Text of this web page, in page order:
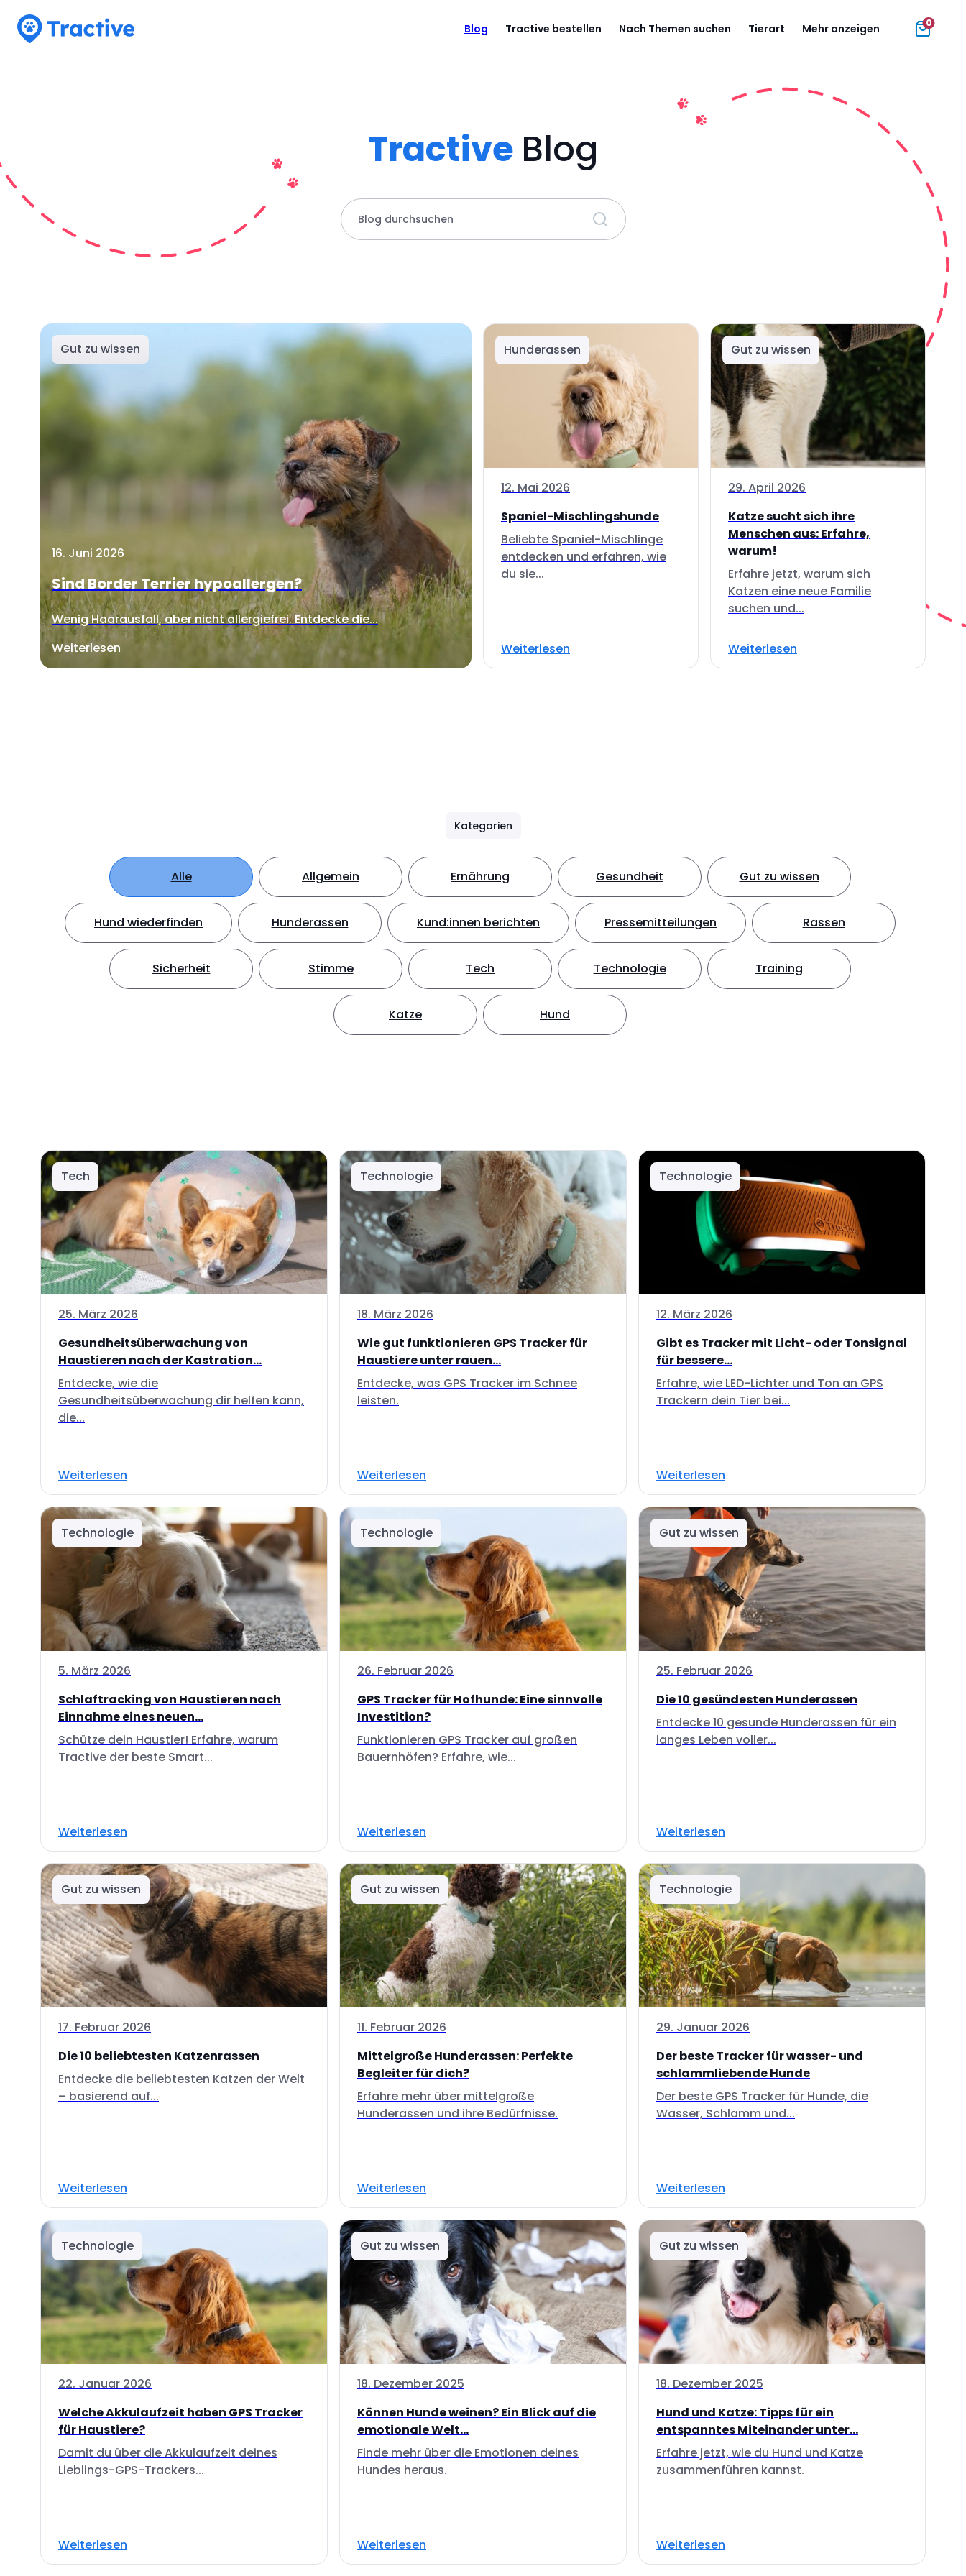
Blog Tractive bestellen Nach Themen suchen Tierart Mehr anzeigen 0
Tractive Blog
Blog durchsuchen
Gut zu wissen
16. Juni 2026
Sind Border Terrier hypoallergen?
Wenig Haarausfall, aber nicht allergiefrei. Entdecke die...
Weiterlesen
Hunderassen
12. Mai 2026
Spaniel-Mischlingshunde
Beliebte Spaniel-Mischlinge
entdecken und erfahren, wie
du sie...
Weiterlesen
Gut zu wissen
29. April 2026
Katze sucht sich ihre
Menschen aus: Erfahre,
warum!
Erfahre jetzt, warum sich
Katzen eine neue Familie
suchen und...
Weiterlesen
Kategorien
Alle Allgemein Ernährung Gesundheit Gut zu wissen
Hund wiederfinden Hunderassen Kund:innen berichten Pressemitteilungen Rassen
Sicherheit Stimme Tech Technologie Training
Katze Hund
Tech
25. März 2026
Gesundheitsüberwachung von
Haustieren nach der Kastration...
Entdecke, wie die
Gesundheitsüberwachung dir helfen kann,
die...
Weiterlesen
Technologie
18. März 2026
Wie gut funktionieren GPS Tracker für
Haustiere unter rauen...
Entdecke, was GPS Tracker im Schnee
leisten.
Weiterlesen
Technologie
12. März 2026
Gibt es Tracker mit Licht- oder Tonsignal
für bessere...
Erfahre, wie LED-Lichter und Ton an GPS
Trackern dein Tier bei...
Weiterlesen
Technologie
5. März 2026
Schlaftracking von Haustieren nach
Einnahme eines neuen...
Schütze dein Haustier! Erfahre, warum
Tractive der beste Smart...
Weiterlesen
Technologie
26. Februar 2026
GPS Tracker für Hofhunde: Eine sinnvolle
Investition?
Funktionieren GPS Tracker auf großen
Bauernhöfen? Erfahre, wie...
Weiterlesen
Gut zu wissen
25. Februar 2026
Die 10 gesündesten Hunderassen
Entdecke 10 gesunde Hunderassen für ein
langes Leben voller...
Weiterlesen
Gut zu wissen
17. Februar 2026
Die 10 beliebtesten Katzenrassen
Entdecke die beliebtesten Katzen der Welt
– basierend auf...
Weiterlesen
Gut zu wissen
11. Februar 2026
Mittelgroße Hunderassen: Perfekte
Begleiter für dich?
Erfahre mehr über mittelgroße
Hunderassen und ihre Bedürfnisse.
Weiterlesen
Technologie
29. Januar 2026
Der beste Tracker für wasser- und
schlammliebende Hunde
Der beste GPS Tracker für Hunde, die
Wasser, Schlamm und...
Weiterlesen
Technologie
22. Januar 2026
Welche Akkulaufzeit haben GPS Tracker
für Haustiere?
Damit du über die Akkulaufzeit deines
Lieblings-GPS-Trackers...
Weiterlesen
Gut zu wissen
18. Dezember 2025
Können Hunde weinen? Ein Blick auf die
emotionale Welt...
Finde mehr über die Emotionen deines
Hundes heraus.
Weiterlesen
Gut zu wissen
18. Dezember 2025
Hund und Katze: Tipps für ein
entspanntes Miteinander unter...
Erfahre jetzt, wie du Hund und Katze
zusammenführen kannst.
Weiterlesen